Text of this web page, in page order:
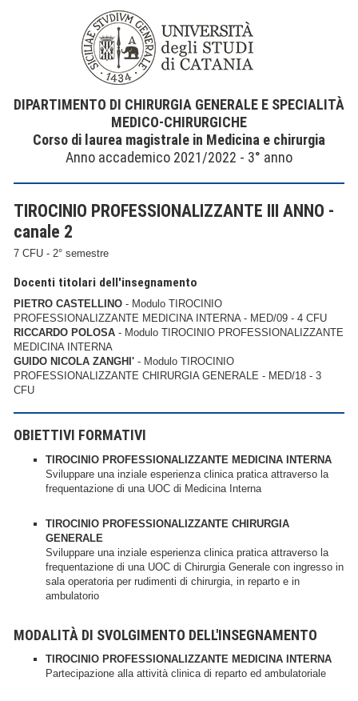
DIPARTIMENTO DI CHIRURGIA GENERALE E SPECIALITÀ
MEDICO-CHIRURGICHE
Corso di laurea magistrale in Medicina e chirurgia
Anno accademico 2021/2022 - 3° anno
TIROCINIO PROFESSIONALIZZANTE III ANNO -
canale 2
7 CFU - 2° semestre
Docenti titolari dell'insegnamento
PIETRO CASTELLINO - Modulo TIROCINIO
PROFESSIONALIZZANTE MEDICINA INTERNA - MED/09 - 4 CFU
RICCARDO POLOSA - Modulo TIROCINIO PROFESSIONALIZZANTE
MEDICINA INTERNA
GUIDO NICOLA ZANGHI' - Modulo TIROCINIO
PROFESSIONALIZZANTE CHIRURGIA GENERALE - MED/18 - 3
CFU
OBIETTIVI FORMATIVI
TIROCINIO PROFESSIONALIZZANTE MEDICINA INTERNA
Sviluppare una inziale esperienza clinica pratica attraverso la
frequentazione di una UOC di Medicina Interna
TIROCINIO PROFESSIONALIZZANTE CHIRURGIA
GENERALE
Sviluppare una inziale esperienza clinica pratica attraverso la
frequentazione di una UOC di Chirurgia Generale con ingresso in
sala operatoria per rudimenti di chirurgia, in reparto e in
ambulatorio
MODALITÀ DI SVOLGIMENTO DELL'INSEGNAMENTO
TIROCINIO PROFESSIONALIZZANTE MEDICINA INTERNA
Partecipazione alla attività clinica di reparto ed ambulatoriale